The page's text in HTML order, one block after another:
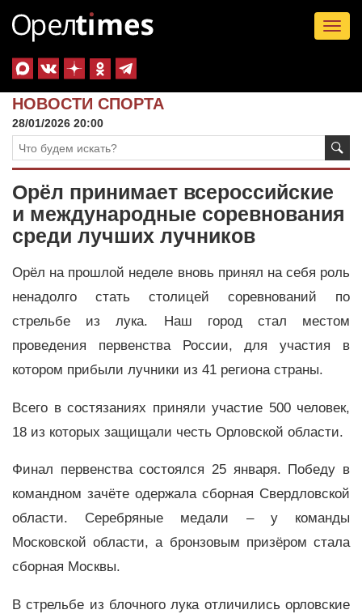
НОВОСТИ СПОРТА
28/01/2026 20:00
Орёл принимает всероссийские
и международные соревнования
среди лучших лучников
Орёл на прошлой неделе вновь принял на себя роль
ненадолго стать столицей соревнований по
стрельбе из лука. Наш город стал местом
проведения первенства России, для участия в
котором прибыли лучники из 41 региона страны.
Всего в состязаниях приняли участие 500 человек,
18 из которых защищали честь Орловской области.
Финал первенства состоялся 25 января. Победу в
командном зачёте одержала сборная Свердловской
области. Серебряные медали – у команды
Московской области, а бронзовым призёром стала
сборная Москвы.
В стрельбе из блочного лука отличились орловские